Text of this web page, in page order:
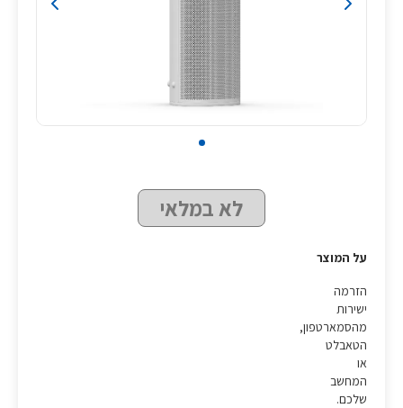
לא במלאי
על המוצר
הזרמה
ישירות
מהסמארטפון,
הטאבלט
או
המחשב
שלכם.